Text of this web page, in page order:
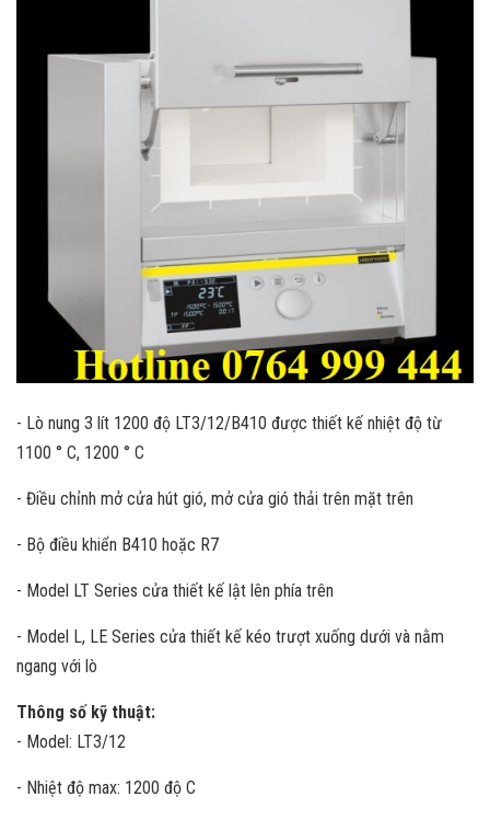
- Lò nung 3 lít 1200 độ LT3/12/B410 được thiết kế nhiệt độ từ
1100 ° C, 1200 ° C
- Điều chỉnh mở cửa hút gió, mở cửa gió thải trên mặt trên
- Bộ điều khiển B410 hoặc R7
- Model LT Series cửa thiết kế lật lên phía trên
- Model L, LE Series cửa thiết kế kéo trượt xuống dưới và nằm
ngang với lò
Thông số kỹ thuật:
- Model: LT3/12
- Nhiệt độ max: 1200 độ C